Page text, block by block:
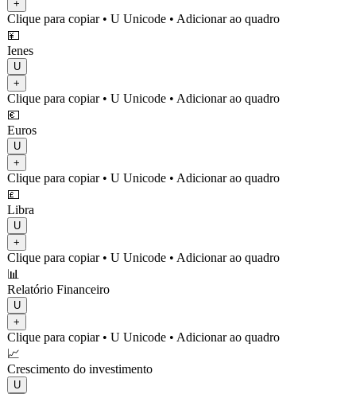
+
Clique para copiar• U Unicode • Adicionar ao quadro
💴
Ienes
U
+
Clique para copiar• U Unicode • Adicionar ao quadro
💶
Euros
U
+
Clique para copiar• U Unicode • Adicionar ao quadro
💷
Libra
U
+
Clique para copiar• U Unicode • Adicionar ao quadro
📊
Relatório Financeiro
U
+
Clique para copiar• U Unicode • Adicionar ao quadro
📈
Crescimento do investimento
U